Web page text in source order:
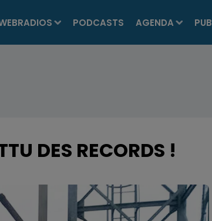
PODCASTS AGENDA PUB
DES RECORDS !